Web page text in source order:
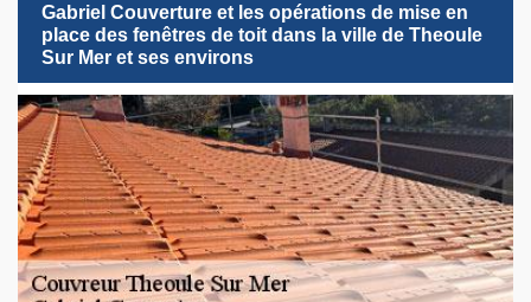
Gabriel Couverture et les opérations de mise en
place des fenêtres de toit dans la ville de Theoule
Sur Mer et ses environs